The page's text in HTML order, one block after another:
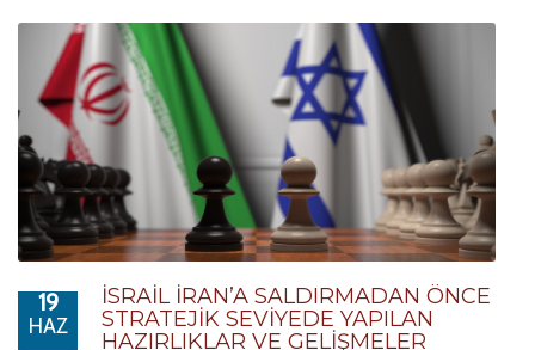
19
HAZ
İSRAİL İRAN’A SALDIRMADAN ÖNCE
STRATEJİK SEVİYEDE YAPILAN
HAZIRLIKLAR VE GELİŞMELER